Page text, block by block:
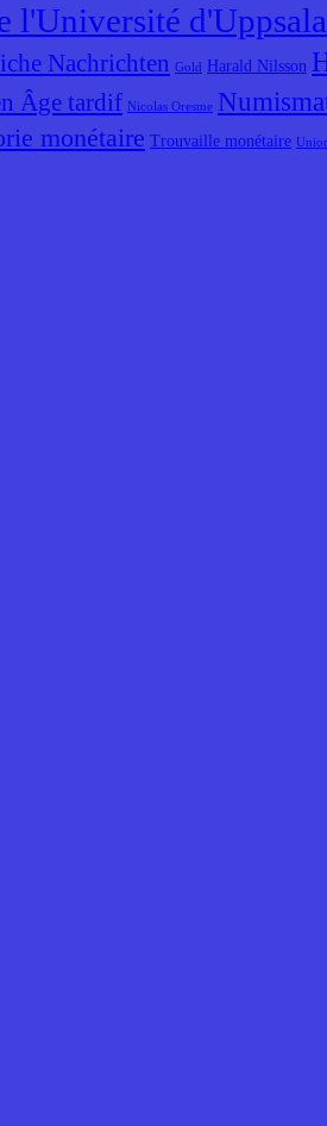
l'Université d'Uppsala
Nachrichten Gold Harald Nilsson
Âge tardif Nicolas Oresme
monétaire Trouvaille monétaire